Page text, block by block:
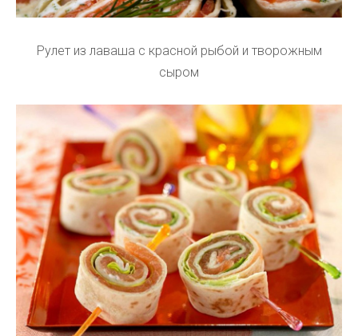
Рулет из лаваша с красной рыбой и творожным
сыром